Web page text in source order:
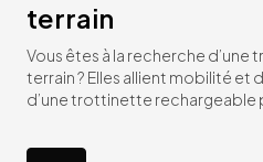
terrain
Vous êtes à la recherche
terrain ? Elles allient mobilité et
d’une trottinette rechargeable